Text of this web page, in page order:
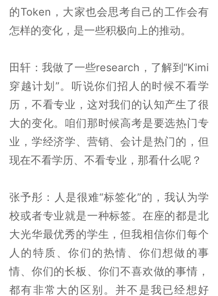
的Token，大家也会思考自己的工作会有
怎样的变化，是一些积极向上的推动。
田轩：我做了一些research，了解到“Kimi
穿越计划”。听说你们招人的时候不看学
历，不看专业，这对我们的认知产生了很
大的变化。咱们那时候高考是要选热门专
业，学经济学、营销、会计是热门的，但
现在不看学历、不看专业，那看什么呢？
张予彤：人是很难“标签化”的，我认为学
校或者专业就是一种标签。在座的都是北
大光华最优秀的学生，但我相信你们每个
人的特质、你们的热情、你们想做的事
情、你们的长板、你们不喜欢做的事情，
都有非常大的区别。并不是我已经想好